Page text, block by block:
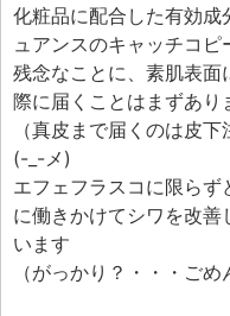
化粧品に配合した有効成
ュアンスのキャッチコ
残念なことに、素肌表面
際に届くことはまずあり
（真皮まで届くのは皮下
(-_-メ)
エフェフラスコに限ら
に働きかけてシワを改
います
（がっかり？・・・ごめ